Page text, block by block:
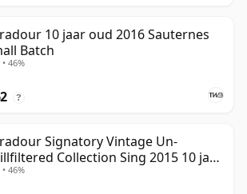
10 jaar oud 2016 Sauternes
Batch
46%
?
Signatory Vintage Un-
Collection Sing 2015 10 jaar
46%